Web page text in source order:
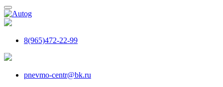
8(965)472-22-99
pnevmo-centr@bk.ru